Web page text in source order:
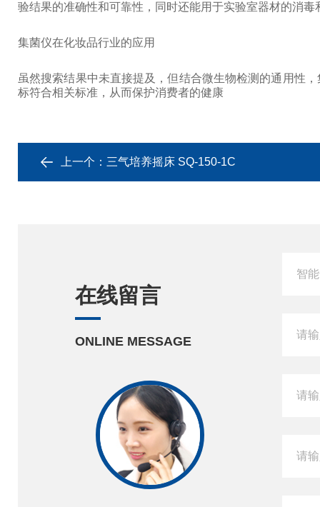
验结果的准确性和可靠性，同时还能用于实验室器材的消
集菌仪在化妆品行业的应用
虽然搜索结果中未直接提及，但结合微生物检测的通用性
标符合相关标准，从而保护消费者的健康
上一个： 三气培养摇床 SQ-150-1C
在线留言
ONLINE MESSAGE